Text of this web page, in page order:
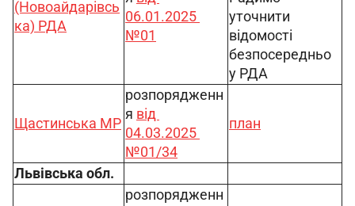
(Новоайдарівсь
ка) РДА
06.01.2025
№01
уточнити
відомості
безпосередньо
у РДА
Щастинська МР
розпорядженн
я від
04.03.2025
№01/34
план
Львівська обл.
розпорядженн